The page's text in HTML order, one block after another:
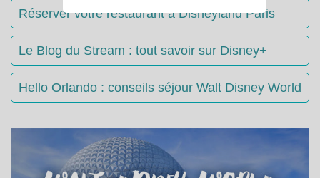
Réserver votre restaurant à Disneyland Paris
Le Blog du Stream : tout savoir sur Disney+
Hello Orlando : conseils séjour Walt Disney World